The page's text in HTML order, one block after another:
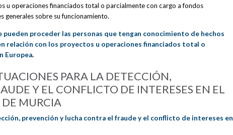
operaciones financiados total o parcialmente con cargo a fondos
generales sobre su funcionamiento.
pueden proceder las personas que tengan conocimiento de hechos
relación con los proyectos u operaciones financiados total o
Europea.
PARA LA DETECCIÓN,
Y EL CONFLICTO DE INTERESES EN EL
MURCIA
prevención y lucha contra el fraude y el conflicto de intereses en